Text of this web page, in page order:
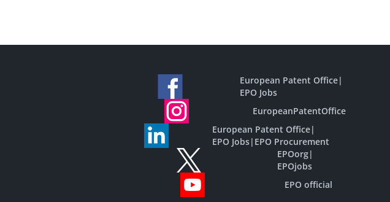
European Patent Office|
EPO Jobs
EuropeanPatentOffice
European Patent Office|
EPO Jobs| EPO Procurement
EPOorg|
EPOjobs
EPO official